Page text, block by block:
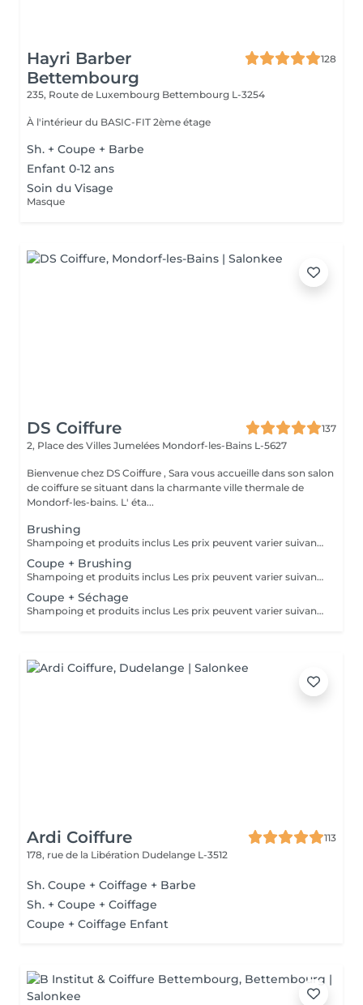
Hayri Barber
Bettembourg
128
235, Route de Luxembourg Bettembourg L-3254
À l'intérieur du BASIC-FIT 2ème étage
Sh. + Coupe + Barbe
Enfant 0-12 ans
Soin du Visage
Masque
DS Coiffure
137
2, Place des Villes Jumelées Mondorf-les-Bains L-5627
Bienvenue chez DS Coiffure , Sara vous accueille dans son salon
de coiffure se situant dans la charmante ville thermale de
Mondorf-les-bains. L' éta...
Brushing
Shampoing et produits inclus Les prix peuvent varier suivant la quantité de travail
Coupe + Brushing
Shampoing et produits inclus Les prix peuvent varier suivant la quantité de travail
Coupe + Séchage
Shampoing et produits inclus Les prix peuvent varier suivant la quantité de travail
Ardi Coiffure
113
178, rue de la Libération Dudelange L-3512
Sh. Coupe + Coiffage + Barbe
Sh. + Coupe + Coiffage
Coupe + Coiffage Enfant